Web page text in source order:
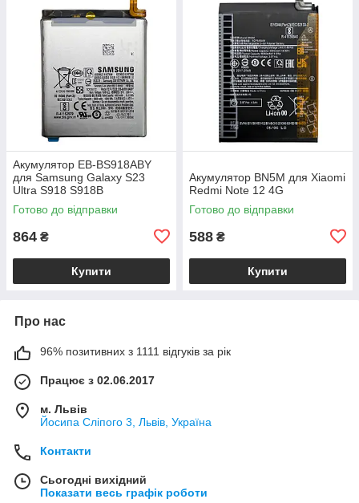
Акумулятор EB-BS918ABY
для Samsung Galaxy S23
Ultra S918 S918B
Готово до відправки
864 ₴
Купити
Акумулятор BN5M для Xiaomi
Redmi Note 12 4G
Готово до відправки
588 ₴
Купити
Про нас
96% позитивних з 1111 відгуків за рік
Працює з 02.06.2017
м. Львів
Йосипа Сліпого 3, Львів, Україна
Контакти
Сьогодні вихідний
Показати весь графік роботи